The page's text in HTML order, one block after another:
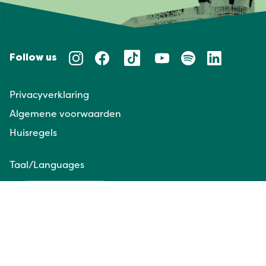
Follow us
Privacyverklaring
Algemene voorwaarden
Huisregels
Taal/Languages